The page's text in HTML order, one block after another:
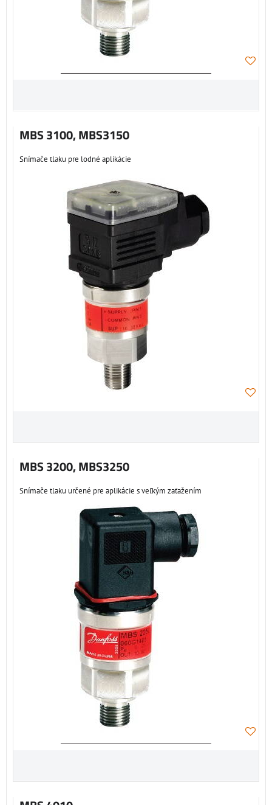
MBS 3100, MBS3150
Snímače tlaku pre lodné aplikácie
MBS 3200, MBS3250
Snímače tlaku určené pre aplikácie s veľkým zaťažením